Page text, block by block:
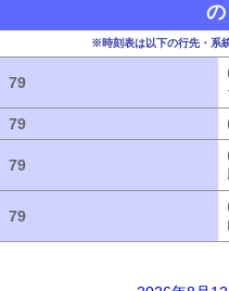
※時刻表は以下の行先・系
79
79
79
79